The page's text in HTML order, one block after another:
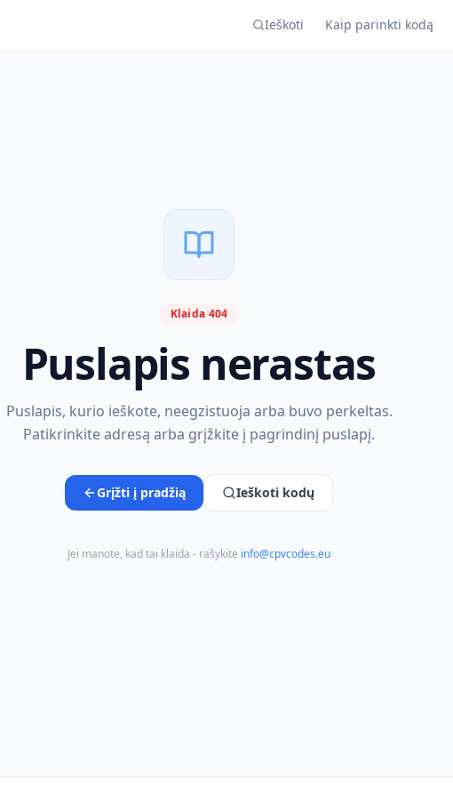
Ieškoti Kaip parinkti kodą
Klaida 404
Puslapis nerastas
Puslapis, kurio ieškote, neegzistuoja arba buvo perkeltas.
Patikrinkite adresą arba grįžkite į pagrindinį puslapį.
Grįžti į pradžią Ieškoti kodų
Jei manote, kad tai klaida - rašykite info@cpvcodes.eu